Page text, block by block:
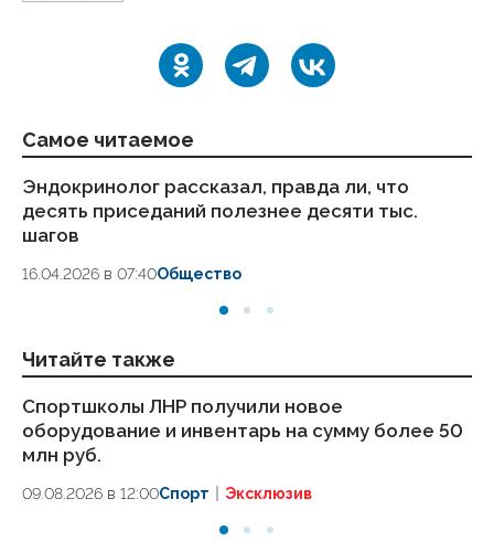
Самое читаемое
Эндокринолог рассказал, правда ли, что
десять приседаний полезнее десяти тыс.
шагов
16.04.2026 в 07:40Общество
Читайте также
Спортшколы ЛНР получили новое
оборудование и инвентарь на сумму более 50
млн руб.
09.08.2026 в 12:00Спорт Эксклюзив